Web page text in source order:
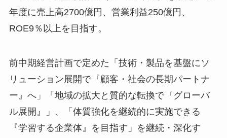
年度に売上高2700億円、営業利益250億円、
ROE9％以上を目指す。
前中期経営計画で定めた「技術・製品を基盤にソ
リューション展開で『顧客・社会の長期パートナ
ー』へ」「地域の拡大と質的な転換で『グローバ
ル展開』」、「体質強化を継続的に実施できる
『学習する企業体』を目指す」を継続・深化す